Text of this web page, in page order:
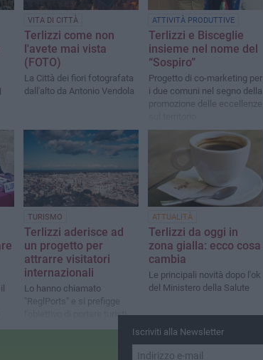
VITA DI CITTÀ
Terlizzi come non
l'avete mai vista
(FOTO)
La Città dei fiori fotografata
dall'alto da Antonio Vendola
ATTIVITÀ PRODUTTIVE
Terlizzi e Bisceglie
insieme nel nome del
“Sospiro”
Progetto di co-marketing per
i due comuni nel segno della
promozione delle eccellenze
TURISMO
Terlizzi aderisce ad
un progetto per
attrarre visitatori
internazionali
Lo hanno chiamato
"ReglPorts" e si prefigge
l'obiettivo di portare turisti
ATTUALITÀ
Terlizzi da oggi in
zona gialla: ecco cosa
cambia
Le principali novità dopo l'ok
del Ministero della Salute
Iscriviti alla Newsletter